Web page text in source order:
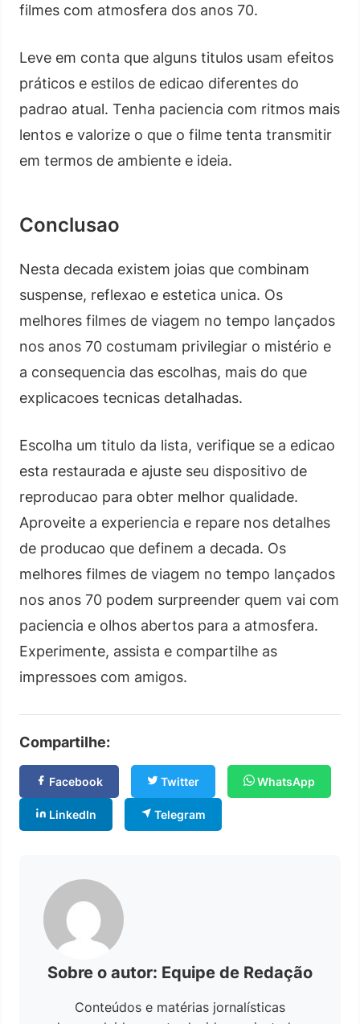
filmes com atmosfera dos anos 70.
Leve em conta que alguns titulos usam efeitos
práticos e estilos de edicao diferentes do
padrao atual. Tenha paciencia com ritmos mais
lentos e valorize o que o filme tenta transmitir
em termos de ambiente e ideia.
Conclusao
Nesta decada existem joias que combinam
suspense, reflexao e estetica unica. Os
melhores filmes de viagem no tempo lançados
nos anos 70 costumam privilegiar o mistério e
a consequencia das escolhas, mais do que
explicacoes tecnicas detalhadas.
Escolha um titulo da lista, verifique se a edicao
esta restaurada e ajuste seu dispositivo de
reproducao para obter melhor qualidade.
Aproveite a experiencia e repare nos detalhes
de producao que definem a decada. Os
melhores filmes de viagem no tempo lançados
nos anos 70 podem surpreender quem vai com
paciencia e olhos abertos para a atmosfera.
Experimente, assista e compartilhe as
impressoes com amigos.
Compartilhe:
Facebook Twitter WhatsApp
LinkedIn Telegram
Sobre o autor: Equipe de Redação
Conteúdos e matérias jornalísticas